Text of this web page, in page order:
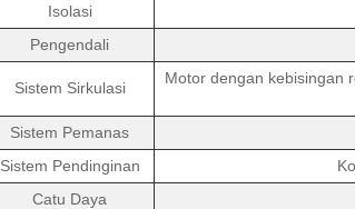
Isolasi
Pengendali
Sistem Sirkulasi
Motor dengan kebisingan
Sistem Pemanas
Sistem Pendinginan
Catu Daya